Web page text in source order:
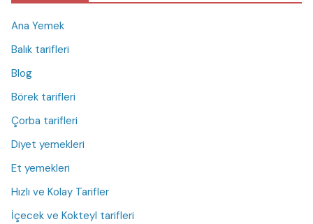
Ana Yemek
Balık tarifleri
Blog
Börek tarifleri
Çorba tarifleri
Diyet yemekleri
Et yemekleri
Hızlı ve Kolay Tarifler
İçecek ve Kokteyl tarifleri